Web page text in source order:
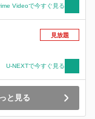
Videoで今すぐ見る
見放題
U-NEXTで今すぐ見る
と見る